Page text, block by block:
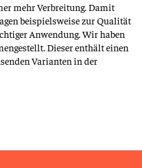
mehr Verbreitung. Damit
beispielsweise zur Qualität
Anwendung. Wir haben
Dieser enthält einen
Varianten in der